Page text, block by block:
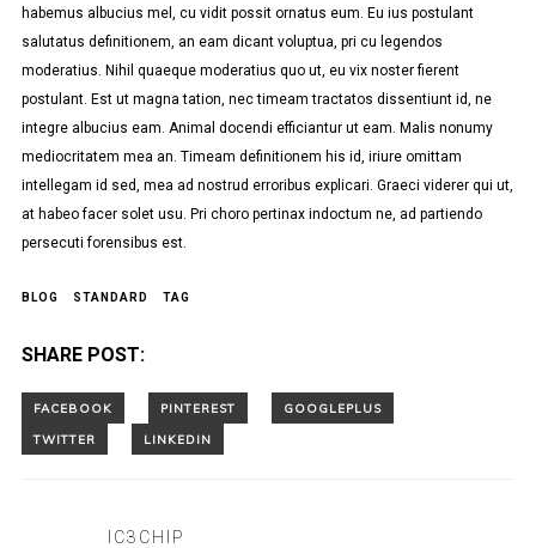
habemus albucius mel, cu vidit possit ornatus eum. Eu ius postulant
salutatus definitionem, an eam dicant voluptua, pri cu legendos
moderatius. Nihil quaeque moderatius quo ut, eu vix noster fierent
postulant. Est ut magna tation, nec timeam tractatos dissentiunt id, ne
integre albucius eam. Animal docendi efficiantur ut eam. Malis nonumy
mediocritatem mea an. Timeam definitionem his id, iriure omittam
intellegam id sed, mea ad nostrud erroribus explicari. Graeci viderer qui ut,
at habeo facer solet usu. Pri choro pertinax indoctum ne, ad partiendo
persecuti forensibus est.
BLOG STANDARD TAG
SHARE POST:
IC3CHIP